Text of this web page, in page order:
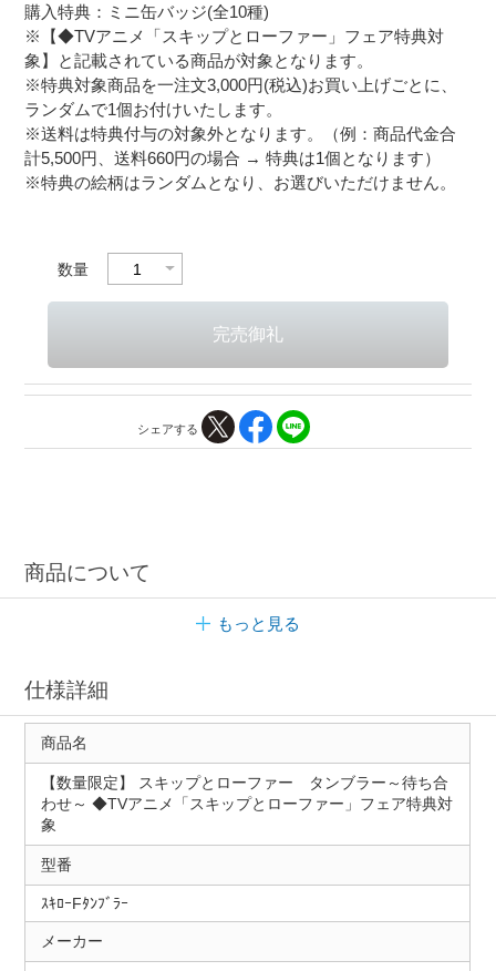
購入特典：ミニ缶バッジ(全10種)
※【◆TVアニメ「スキップとローファー」フェア特典対
象】と記載されている商品が対象となります。
※特典対象商品を一注文3,000円(税込)お買い上げごとに、
ランダムで1個お付けいたします。
※送料は特典付与の対象外となります。（例：商品代金合
計5,500円、送料660円の場合 → 特典は1個となります）
※特典の絵柄はランダムとなり、お選びいただけません。
数量
シェアする
商品について
もっと見る
仕様詳細
商品名
【数量限定】 スキップとローファー タンブラー～待ち合
わせ～ ◆TVアニメ「スキップとローファー」フェア特典対
象
型番
ｽｷﾛｰFﾀﾝﾌﾞﾗｰ
メーカー